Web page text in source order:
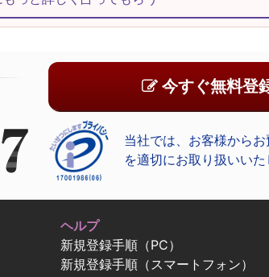
今すぐ無料登
当社では、お客様から
を適切にお取り扱いいた
ヘルプ
新規登録手順（PC）
新規登録手順（スマートフォン）